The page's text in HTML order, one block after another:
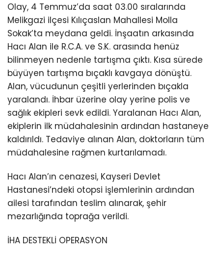
Olay, 4 Temmuz’da saat 03.00 sıralarında
Melikgazi ilçesi Kılıçaslan Mahallesi Molla
Sokak’ta meydana geldi. İnşaatın arkasında
Hacı Alan ile R.C.A. ve S.K. arasında henüz
bilinmeyen nedenle tartışma çıktı. Kısa sürede
büyüyen tartışma bıçaklı kavgaya dönüştü.
Alan, vücudunun çeşitli yerlerinden bıçakla
yaralandı. İhbar üzerine olay yerine polis ve
sağlık ekipleri sevk edildi. Yaralanan Hacı Alan,
ekiplerin ilk müdahalesinin ardından hastaneye
kaldırıldı. Tedaviye alınan Alan, doktorların tüm
müdahalesine rağmen kurtarılamadı.
Hacı Alan’ın cenazesi, Kayseri Devlet
Hastanesi’ndeki otopsi işlemlerinin ardından
ailesi tarafından teslim alınarak, şehir
mezarlığında toprağa verildi.
İHA DESTEKLİ OPERASYON